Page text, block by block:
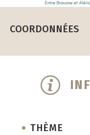
COORDONNÉES
THÈME